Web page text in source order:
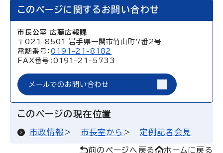
このページに関するお問い合わせ
市長公室 広聴広報課
〒021-8501 岩手県一関市竹山町7番2号
電話番号：0191-21-8182
FAX番号：0191-21-5733
メールでのお問い合わせ
このページの現在位置
市政情報 市長室から 定例記者会見
前のページへ戻る ホームに戻る